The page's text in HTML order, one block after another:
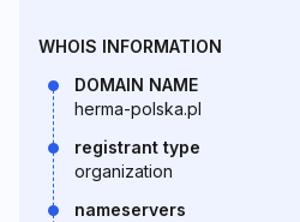
WHOIS INFORMATION
DOMAIN NAME
herma-polska.pl
registrant type
organization
nameservers